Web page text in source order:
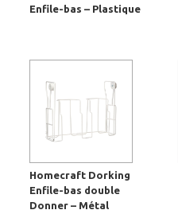
Enfile-bas – Plastique
Homecraft Dorking
Enfile-bas double
Donner – Métal